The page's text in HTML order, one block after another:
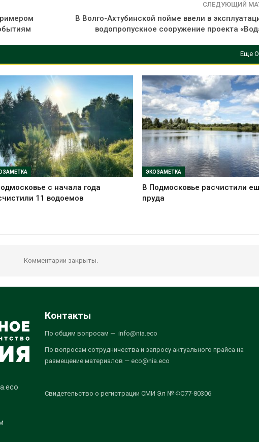
СЛЕДУЮЩИЙ
В Волго-Ахтубинской пойме ввели в
водопропускное сооружение проекта
Еще
с начала года
11 водоемов
ЭКОЗАМЕТКА
В Подмосковье расчистили
пруда
Комментарии закрыты.
Контакты
По общим вопросам — info@nia.eco
По вопросам сотрудничества и запросу актуального прайса на
размещение материалов — eco@nia.eco
Свидетельство о регистрации СМИ Эл № ФС77-80306